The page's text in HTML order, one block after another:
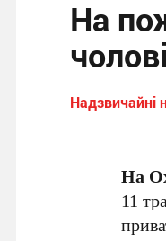
На
Надзвичайні
На
11